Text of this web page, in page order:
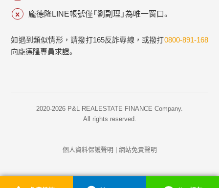
龐德隆LINE帳號僅「劉副理」為唯一窗口。
如遇到類似情形，請撥打165反詐專線，或撥打0800-891-168
向龐德隆專員求證。
2020-2026 P&L REALESTATE FINANCE Company.
All rights reserved.
個人資料保護聲明 網站免責聲明